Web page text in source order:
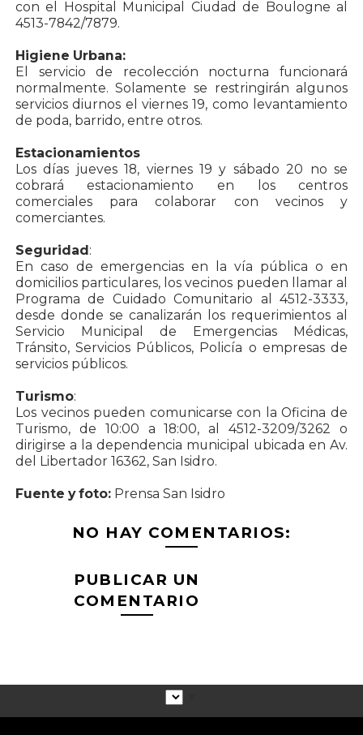
con el Hospital Municipal Ciudad de Boulogne al
4513-7842/7879.
Higiene Urbana:
El servicio de recolección nocturna funcionará
normalmente. Solamente se restringirán algunos
servicios diurnos el viernes 19, como levantamiento
de poda, barrido, entre otros.
Estacionamientos
Los días jueves 18, viernes 19 y sábado 20 no se
cobrará estacionamiento en los centros
comerciales para colaborar con vecinos y
comerciantes.
Seguridad:
En caso de emergencias en la vía pública o en
domicilios particulares, los vecinos pueden llamar al
Programa de Cuidado Comunitario al 4512-3333,
desde donde se canalizarán los requerimientos al
Servicio Municipal de Emergencias Médicas,
Tránsito, Servicios Públicos, Policía o empresas de
servicios públicos.
Turismo:
Los vecinos pueden comunicarse con la Oficina de
Turismo, de 10:00 a 18:00, al 4512-3209/3262 o
dirigirse a la dependencia municipal ubicada en Av.
del Libertador 16362, San Isidro.
Fuente y foto:Prensa San Isidro
NO HAY COMENTARIOS:
PUBLICAR UN
COMENTARIO